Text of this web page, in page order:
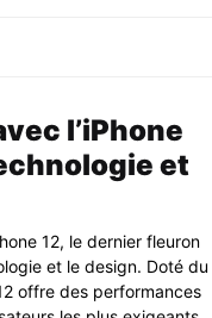
l’iPhone
et
12, le dernier fleuron
et le design. Doté du
offre des performances